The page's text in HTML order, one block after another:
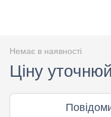
Немає в наявності
Ціну